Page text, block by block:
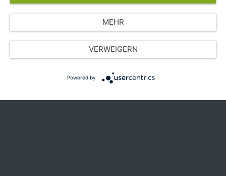
© Copyright 2026 SGK Stärker gegen Krebs
VERWEIGERN
MEHR
Powered by